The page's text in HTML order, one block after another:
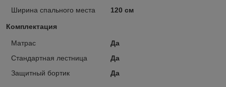
Ширина спального места
120 см
Комплектация
Матрас
Да
Стандартная лестница
Да
Защитный бортик
Да